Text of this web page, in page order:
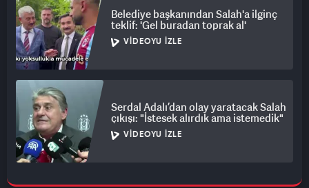
Belediye başkanından Salah'a ilginç
teklif: 'Gel buradan toprak al'
VIDEOYU İZLE
Serdal Adalı’dan olay yaratacak Salah
çıkışı: "İstesek alırdık ama istemedik"
VIDEOYU İZLE